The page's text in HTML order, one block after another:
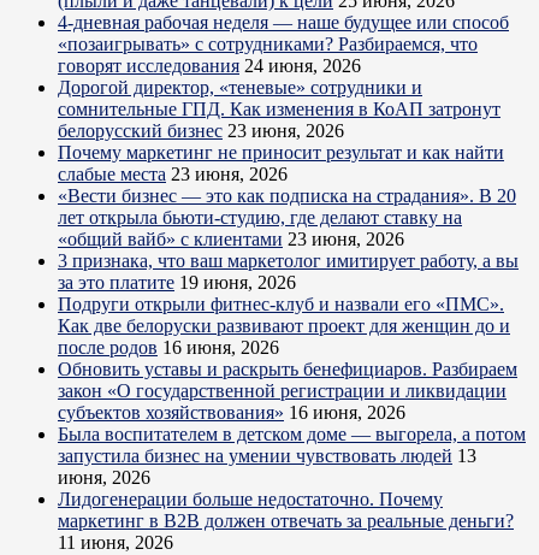
4-дневная рабочая неделя — наше будущее или способ
«позаигрывать» с сотрудниками? Разбираемся, что
говорят исследования 24 июня, 2026
Дорогой директор, «теневые» сотрудники и
сомнительные ГПД. Как изменения в КоАП затронут
белорусский бизнес 23 июня, 2026
Почему маркетинг не приносит результат и как найти
слабые места 23 июня, 2026
«Вести бизнес — это как подписка на страдания». В 20
лет открыла бьюти-студию, где делают ставку на
«общий вайб» с клиентами 23 июня, 2026
3 признака, что ваш маркетолог имитирует работу, а вы
за это платите 19 июня, 2026
Подруги открыли фитнес-клуб и назвали его «ПМС».
Как две белоруски развивают проект для женщин до и
после родов 16 июня, 2026
Обновить уставы и раскрыть бенефициаров. Разбираем
закон «О государственной регистрации и ликвидации
субъектов хозяйствования» 16 июня, 2026
Была воспитателем в детском доме — выгорела, а потом
запустила бизнес на умении чувствовать людей 13
июня, 2026
Лидогенерации больше недостаточно. Почему
маркетинг в B2B должен отвечать за реальные деньги?
11 июня, 2026